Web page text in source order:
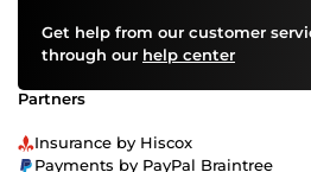
Get help from our customer
through our help center
Partners
Insurance by Hiscox
Payments by PayPal Braintree